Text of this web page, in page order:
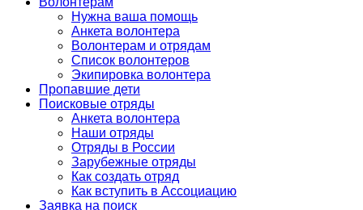
Нужна ваша помощь
Анкета волонтера
Волонтерам и отрядам
Список волонтеров
Экипировка волонтера
Пропавшие дети
Поисковые отряды
Анкета волонтера
Наши отряды
Отряды в России
Зарубежные отряды
Как создать отряд
Как вступить в Ассоциацию
Заявка на поиск